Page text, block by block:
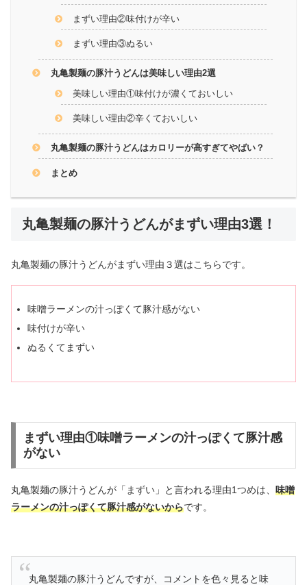
まずい理由②味付けが辛い
まずい理由③ぬるい
丸亀製麺の豚汁うどんは美味しい理由2選
美味しい理由①味付けが濃くておいしい
美味しい理由②辛くておいしい
丸亀製麺の豚汁うどんはカロリーが高すぎてやばい？
まとめ
丸亀製麺の豚汁うどんがまずい理由3選！
丸亀製麺の豚汁うどんがまずい理由３選はこちらです。
味噌ラーメンの汁っぽくて豚汁感がない
味付けが辛い
ぬるくてまずい
まずい理由①味噌ラーメンの汁っぽくて豚汁感
がない
丸亀製麺の豚汁うどんが「まずい」と言われる理由1つめは、 味噌
ラーメンの汁っぽくて豚汁感がないからです。
丸亀製麺の豚汁うどんですが、コメントを色々見ると味